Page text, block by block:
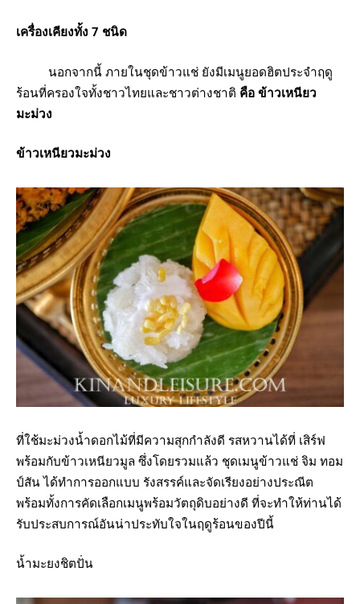
เครื่องเคียงทั้ง 7 ชนิด
นอกจากนี้ ภายในชุดข้าวแช่ ยังมีเมนูยอดฮิตประจำฤดู
ร้อนที่ครองใจทั้งชาวไทยและชาวต่างชาติ คือ ข้าวเหนียว
มะม่วง
ข้าวเหนียวมะม่วง
ที่ใช้มะม่วงน้ำดอกไม้ที่มีความสุกกำลังดี รสหวานได้ที่ เสิร์ฟ
พร้อมกับข้าวเหนียวมูล ซึ่งโดยรวมแล้ว ชุดเมนูข้าวแช่ จิม ทอม
ป์สัน ได้ทำการออกแบบ รังสรรค์และจัดเรียงอย่างประณีต
พร้อมทั้งการคัดเลือกเมนูพร้อมวัตถุดิบอย่างดี ที่จะทำให้ท่านได้
รับประสบการณ์อันน่าประทับใจในฤดูร้อนของปีนี้
น้ำมะยงชิตปั่น